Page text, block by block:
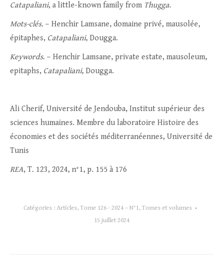
Catapaliani, a little-known family from Thugga.
Mots-clés. – Henchir Lamsane, domaine privé, mausolée,
épitaphes, Catapaliani, Dougga.
Keywords. – Henchir Lamsane, private estate, mausoleum,
epitaphs, Catapaliani, Dougga.
Ali Cherif, Université de Jendouba, Institut supérieur des
sciences humaines. Membre du laboratoire Histoire des
économies et des sociétés méditerranéennes, Université de
Tunis
REA, T. 123, 2024, n°1, p. 155 à 176
Catégories : Articles, Tome 126 - 2024 – N°1, Tomes et volumes
15 juillet 2024